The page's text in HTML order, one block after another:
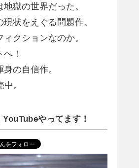
獄の世界だった。
状をえぐる問題作。
クションなのか。
！
の自信作。
。
やってます！